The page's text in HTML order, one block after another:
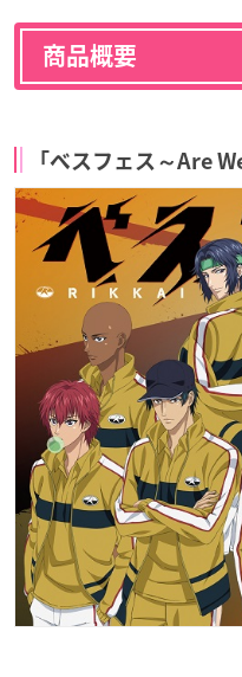
商品概要
「ベスフェス～Are